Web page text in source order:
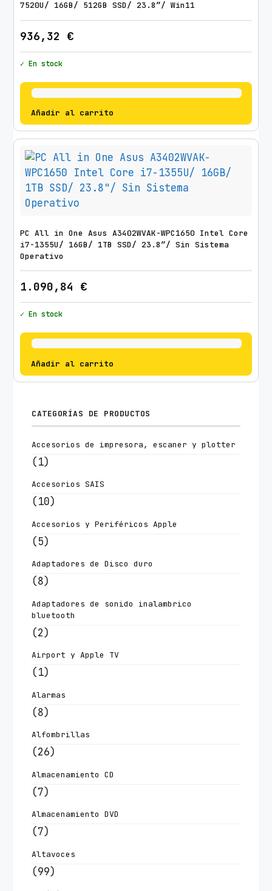
7520U/ 16GB/ 512GB SSD/ 23.8″/ Win11
936,32 €
✓ En stock
Añadir al carrito
PC All in One Asus A3402WVAK-WPC1650 Intel Core
i7-1355U/ 16GB/ 1TB SSD/ 23.8″/ Sin Sistema
Operativo
1.090,84 €
✓ En stock
Añadir al carrito
CATEGORÍAS DE PRODUCTOS
Accesorios de impresora, escaner y plotter
(1)
Accesorios SAIS
(10)
Accesorios y Periféricos Apple
(5)
Adaptadores de Disco duro
(8)
Adaptadores de sonido inalambrico
bluetooth
(2)
Airport y Apple TV
(1)
Alarmas
(8)
Alfombrillas
(26)
Almacenamiento CD
(7)
Almacenamiento DVD
(7)
Altavoces
(99)